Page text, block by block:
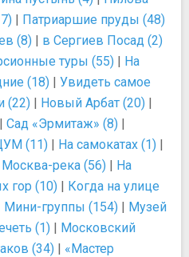
| Патриаршие пруды (48)
(8) | в Сергиев Посад (2)
туры (55) | На
(18) | Увидеть самое
(22) | Новый Арбат (20) |
| Сад «Эрмитаж» (8) |
(11) | На самокатах (1) |
Москва-река (56) | На
гор (10) | Когда на улице
Мини-группы (154) | Музей
(1) | Московский
(34) | «Мастер